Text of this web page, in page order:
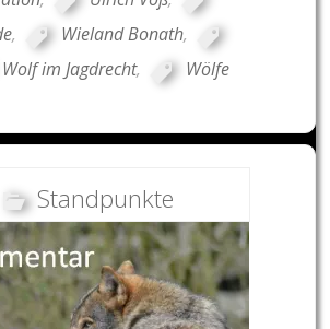
, Wieland Bonath,
Wolf im Jagdrecht, Wölfe
Standpunkte